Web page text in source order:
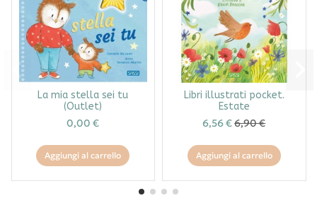
La mia stella sei tu
(Outlet)
0,00 €
Aggiungi al carrello
Libri illustrati pocket.
Estate
6,56 €6,90 €
Aggiungi al carrello